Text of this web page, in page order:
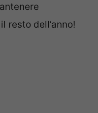
resto dell’anno!